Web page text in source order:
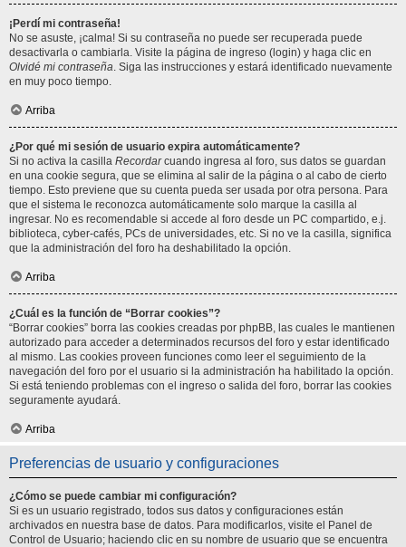
¡Perdí mi contraseña!
No se asuste, ¡calma! Si su contraseña no puede ser recuperada puede
desactivarla o cambiarla. Visite la página de ingreso (login) y haga clic en
Olvidé mi contraseña. Siga las instrucciones y estará identificado nuevamente
en muy poco tiempo.
Arriba
¿Por qué mi sesión de usuario expira automáticamente?
Si no activa la casilla Recordarcuando ingresa al foro, sus datos se guardan
en una cookie segura, que se elimina al salir de la página o al cabo de cierto
tiempo. Esto previene que su cuenta pueda ser usada por otra persona. Para
que el sistema le reconozca automáticamente solo marque la casilla al
ingresar. No es recomendable si accede al foro desde un PC compartido, e.j.
biblioteca, cyber-cafés, PCs de universidades, etc. Si no ve la casilla, significa
que la administración del foro ha deshabilitado la opción.
Arriba
¿Cuál es la función de “Borrar cookies”?
“Borrar cookies” borra las cookies creadas por phpBB, las cuales le mantienen
autorizado para acceder a determinados recursos del foro y estar identificado
al mismo. Las cookies proveen funciones como leer el seguimiento de la
navegación del foro por el usuario si la administración ha habilitado la opción.
Si está teniendo problemas con el ingreso o salida del foro, borrar las cookies
seguramente ayudará.
Arriba
Preferencias de usuario y configuraciones
¿Cómo se puede cambiar mi configuración?
Si es un usuario registrado, todos sus datos y configuraciones están
archivados en nuestra base de datos. Para modificarlos, visite el Panel de
Control de Usuario; haciendo clic en su nombre de usuario que se encuentra